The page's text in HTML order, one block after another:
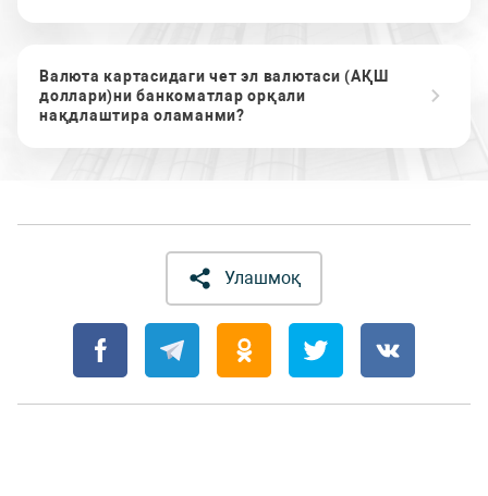
Валюта картасидаги чет эл валютаси (АҚШ
доллари)ни банкоматлар орқали
нақдлаштира оламанми?
Улашмоқ